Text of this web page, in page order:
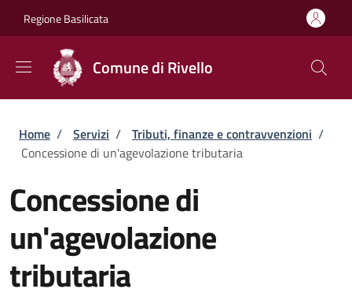
Regione Basilicata
Comune di Rivello
Briciole di pane
Home / Servizi / Tributi, finanze e contravvenzioni /
Concessione di un'agevolazione tributaria
Concessione di
un'agevolazione
tributaria